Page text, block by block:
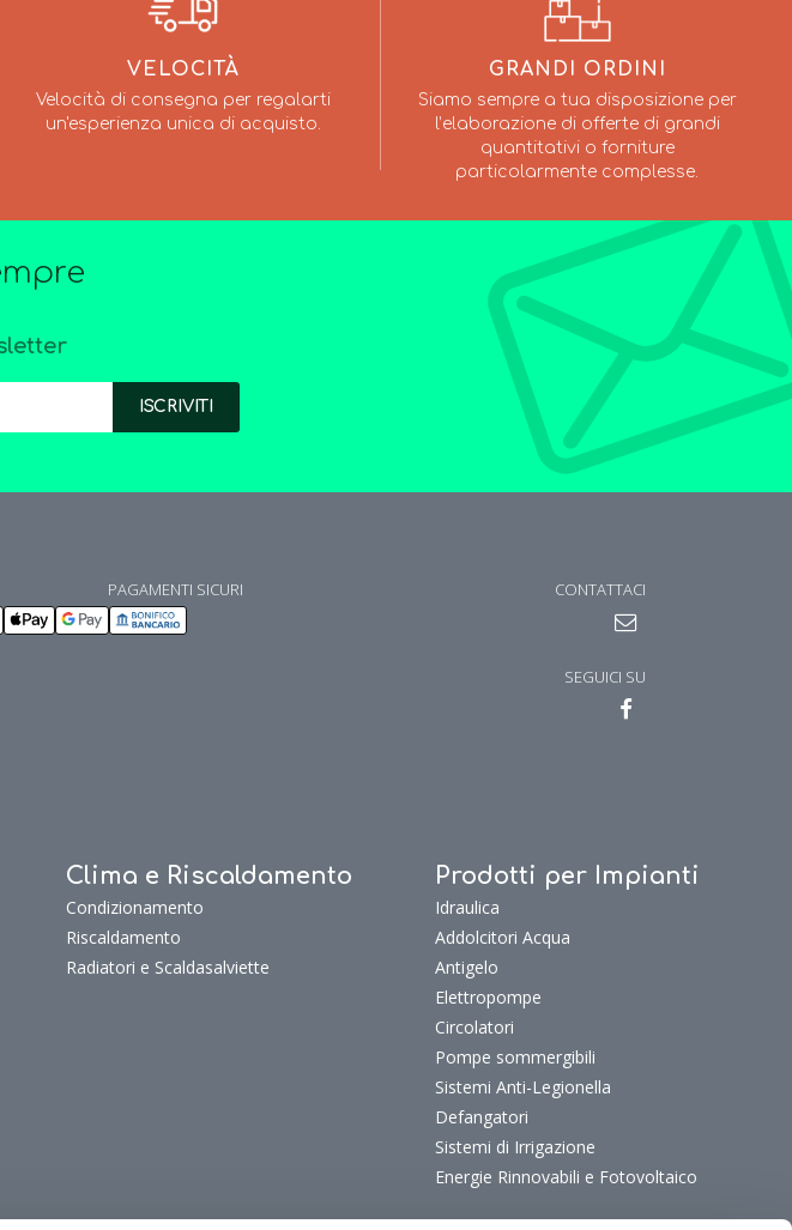
VELOCITÀ
Velocità di consegna per regalarti
un'esperienza unica di acquisto.
GRANDI ORDINI
Siamo sempre a tua disposizione per
l’elaborazione di offerte di grandi
quantitativi o forniture
particolarmente complesse.
PAGAMENTI SICURI CONTATTACI
SEGUICI SU
Clima e Riscaldamento
Condizionamento
Riscaldamento
Radiatori e Scaldasalviette
Prodotti per Impianti
Idraulica
Addolcitori Acqua
Antigelo
Elettropompe
Circolatori
Pompe sommergibili
Sistemi Anti-Legionella
Defangatori
Sistemi di Irrigazione
Energie Rinnovabili e Fotovoltaico